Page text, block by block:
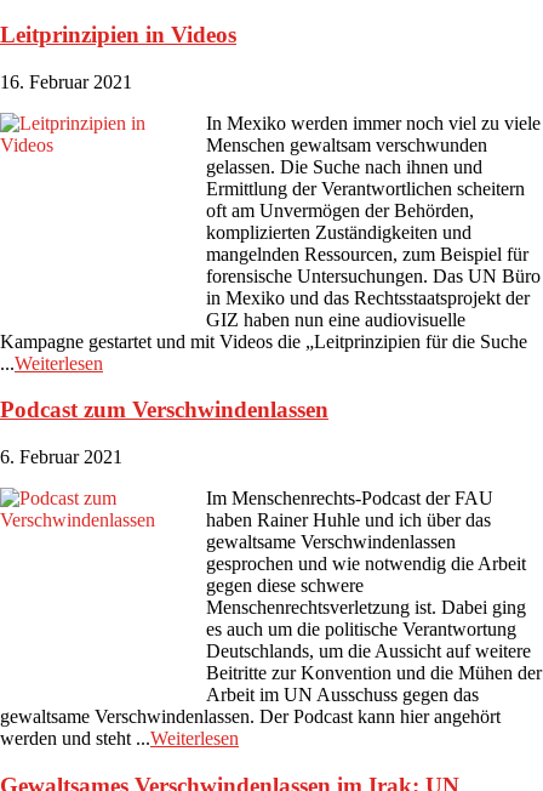
Leitprinzipien in Videos
16. Februar 2021
In Mexiko werden immer noch viel zu viele
Menschen gewaltsam verschwunden
gelassen. Die Suche nach ihnen und
Ermittlung der Verantwortlichen scheitern
oft am Unvermögen der Behörden,
komplizierten Zuständigkeiten und
mangelnden Ressourcen, zum Beispiel für
forensische Untersuchungen. Das UN Büro
in Mexiko und das Rechtsstaatsprojekt der
GIZ haben nun eine audiovisuelle
Kampagne gestartet und mit Videos die „Leitprinzipien für die Suche
...Weiterlesen
Podcast zum Verschwindenlassen
6. Februar 2021
Im Menschenrechts-Podcast der FAU
haben Rainer Huhle und ich über das
gewaltsame Verschwindenlassen
gesprochen und wie notwendig die Arbeit
gegen diese schwere
Menschenrechtsverletzung ist. Dabei ging
es auch um die politische Verantwortung
Deutschlands, um die Aussicht auf weitere
Beitritte zur Konvention und die Mühen der
Arbeit im UN Ausschuss gegen das
gewaltsame Verschwindenlassen. Der Podcast kann hier angehört
werden und steht ...Weiterlesen
Gewaltsames Verschwindenlassen im Irak: UN